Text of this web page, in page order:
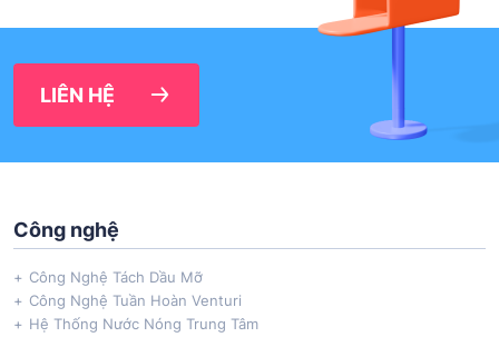
LIÊN HỆ
Công nghệ
Công Nghệ Tách Dầu Mỡ
Công Nghệ Tuần Hoàn Venturi
Hệ Thống Nước Nóng Trung Tâm